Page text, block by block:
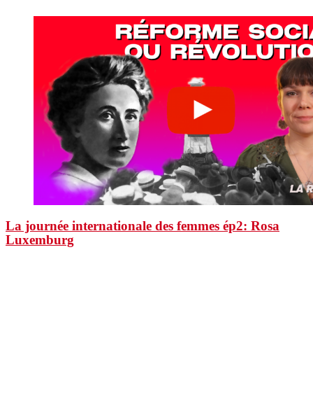
La journée internationale des femmes ép2: Rosa
Luxemburg